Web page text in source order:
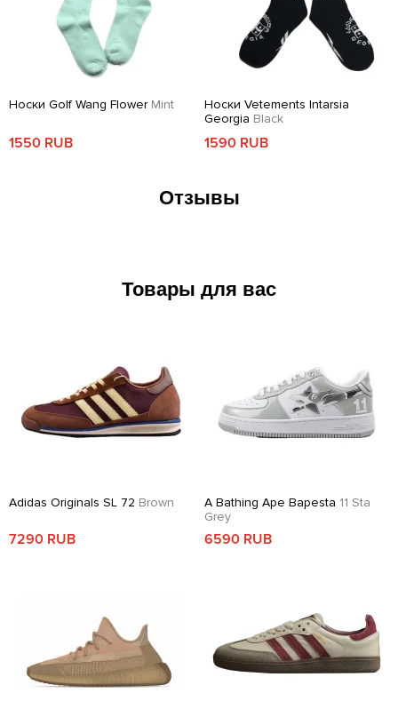
Носки Golf Wang Flower Mint
1550 RUB
Носки Vetements Intarsia
Georgia Black
1590 RUB
Отзывы
Товары для вас
Adidas Originals SL 72 Brown
7290 RUB
A Bathing Ape Bapesta 11 Sta
Grey
6590 RUB